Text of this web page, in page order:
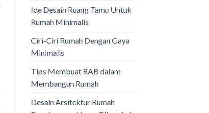
Ide Desain Ruang Tamu Untuk
Rumah Minimalis
Ciri-Ciri Rumah Dengan Gaya
Minimalis
Tips Membuat RAB dalam
Membangun Rumah
Desain Arsitektur Rumah